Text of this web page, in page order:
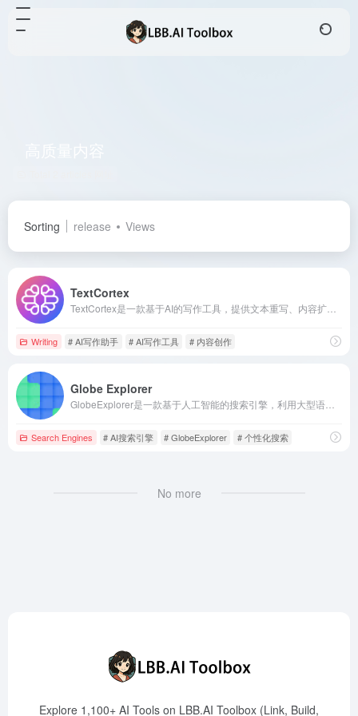
Sorting release Views
TextCortex
Writing # AI写作助手 # AI写作工具 # 内容创作
Globe Explorer
Search Engines # AI搜索引擎 # GlobeExplorer # 个性化搜索
No more
Explore 1,100+ AI Tools on LBB.AI Toolbox (Link, Build,